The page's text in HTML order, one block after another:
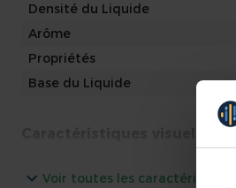
Densité du Liquide
Arôme
Propriétés
Base du Liquide
Voir toutes les caractéristiques